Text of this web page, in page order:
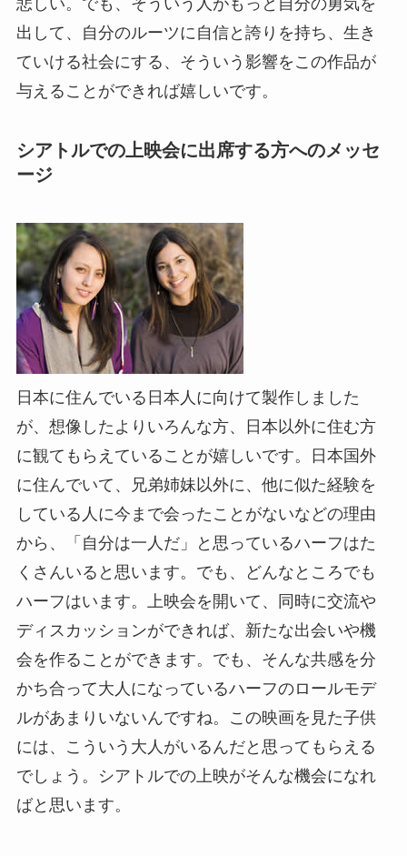
出して、自分のルーツに自信と誇りを持ち、生き
ていける社会にする、そういう影響をこの作品が
与えることができれば嬉しいです。
シアトルでの上映会に出席する方へのメッセ
ージ
日本に住んでいる日本人に向けて製作しました
が、想像したよりいろんな方、日本以外に住む方
に観てもらえていることが嬉しいです。日本国外
に住んでいて、兄弟姉妹以外に、他に似た経験を
している人に今まで会ったことがないなどの理由
から、「自分は一人だ」と思っているハーフはた
くさんいると思います。でも、どんなところでも
ハーフはいます。上映会を開いて、同時に交流や
ディスカッションができれば、新たな出会いや機
会を作ることができます。でも、そんな共感を分
かち合って大人になっているハーフのロールモデ
ルがあまりいないんですね。この映画を見た子供
には、こういう大人がいるんだと思ってもらえる
でしょう。シアトルでの上映がそんな機会になれ
ばと思います。